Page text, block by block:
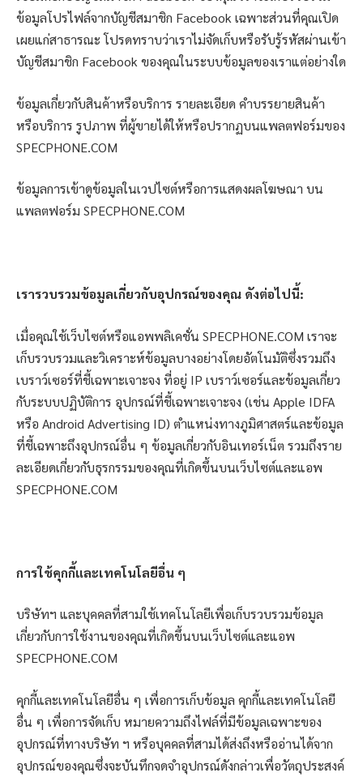
ข้อมูลโปรไฟล์จากบัญชีสมาชิก Facebook เฉพาะส่วนที่คุณเปิด
เผยแก่สาธารณะ โปรดทราบว่าเราไม่จัดเก็บหรือรับรู้รหัสผ่านเข้า
บัญชีสมาชิก Facebook ของคุณในระบบข้อมูลของเราแต่อย่างใด
ข้อมูลเกี่ยวกับสินค้าหรือบริการ รายละเอียด คำบรรยายสินค้า
หรือบริการ รูปภาพ ที่ผู้ขายได้ให้หรือปรากฏบนแพลตฟอร์มของ
SPECPHONE.COM
ข้อมูลการเข้าดูข้อมูลในเวปไซต์หรือการแสดงผลโฆษณา บน
แพลตฟอร์ม SPECPHONE.COM
เรารวบรวมข้อมูลเกี่ยวกับอุปกรณ์ของคุณ ดังต่อไปนี้:
เมื่อคุณใช้เว็บไซต์หรือแอพพลิเคชั่น SPECPHONE.COM เราจะ
เก็บรวบรวมและวิเคราะห์ข้อมูลบางอย่างโดยอัตโนมัติซึ่งรวมถึง
เบราว์เซอร์ที่ชี้เฉพาะเจาะจง ที่อยู่ IP เบราว์เซอร์และข้อมูลเกี่ยว
กับระบบปฏิบัติการ อุปกรณ์ที่ชี้เฉพาะเจาะจง (เช่น Apple IDFA
หรือ Android Advertising ID) ตำแหน่งทางภูมิศาสตร์และข้อมูล
ที่ชี้เฉพาะถึงอุปกรณ์อื่น ๆ ข้อมูลเกี่ยวกับอินเทอร์เน็ต รวมถึงราย
ละเอียดเกี่ยวกับธุรกรรมของคุณที่เกิดขึ้นบนเว็บไซต์และแอพ
SPECPHONE.COM
การใช้คุกกี้และเทคโนโลยีอื่น ๆ
บริษัทฯ และบุคคลที่สามใช้เทคโนโลยีเพื่อเก็บรวบรวมข้อมูล
เกี่ยวกับการใช้งานของคุณที่เกิดขึ้นบนเว็บไซต์และแอพ
SPECPHONE.COM
คุกกี้และเทคโนโลยีอื่น ๆ เพื่อการเก็บข้อมูล คุกกี้และเทคโนโลยี
อื่น ๆ เพื่อการจัดเก็บ หมายความถึงไฟล์ที่มีข้อมูลเฉพาะของ
อุปกรณ์ที่ทางบริษัท ฯ หรือบุคคลที่สามได้ส่งถึงหรืออ่านได้จาก
อุปกรณ์ของคุณซึ่งจะบันทึกจดจำอุปกรณ์ดังกล่าวเพื่อวัตถุประสงค์